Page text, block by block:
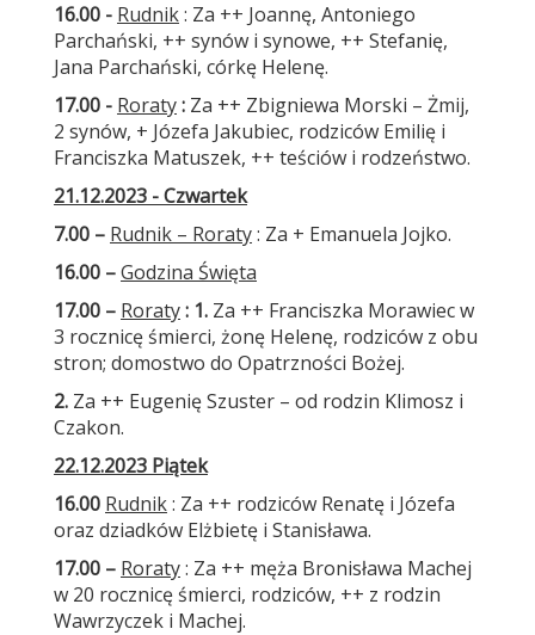
16.00 - Rudnik: Za ++ Joannę, Antoniego
Parchański, ++ synów i synowe, ++ Stefanię,
Jana Parchański, córkę Helenę.
17.00 - Roraty: Za ++ Zbigniewa Morski – Żmij,
2 synów, + Józefa Jakubiec, rodziców Emilię i
Franciszka Matuszek, ++ teściów i rodzeństwo.
21.12.2023 - Czwartek
7.00 – Rudnik – Roraty: Za + Emanuela Jojko.
16.00 –Godzina Święta
17.00 – Roraty: 1. Za ++ Franciszka Morawiec w
3 rocznicę śmierci, żonę Helenę, rodziców z obu
stron; domostwo do Opatrzności Bożej.
2. Za ++ Eugenię Szuster – od rodzin Klimosz i
Czakon.
22.12.2023 Piątek
16.00 Rudnik: Za ++ rodziców Renatę i Józefa
oraz dziadków Elżbietę i Stanisława.
17.00 – Roraty: Za ++ męża Bronisława Machej
w 20 rocznicę śmierci, rodziców, ++ z rodzin
Wawrzyczek i Machej.